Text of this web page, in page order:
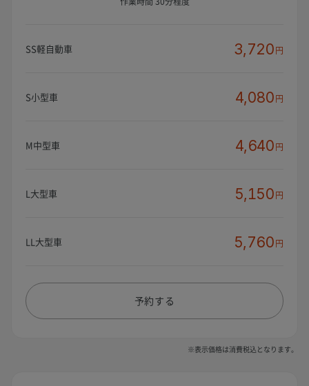
SS軽自動車 3,720円
S小型車 4,080円
M中型車 4,640円
L大型車 5,150円
LL大型車 5,760円
予約する
※表示価格は消費税込となります。